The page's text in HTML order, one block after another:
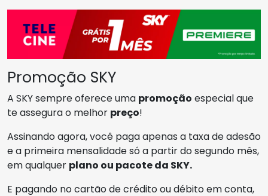
Promoção SKY
A SKY sempre oferece uma promoção especial que
te assegura o melhor preço!
Assinando agora, você paga apenas a taxa de adesão
e a primeira mensalidade só a partir do segundo mês,
em qualquer plano ou pacote da SKY.
E pagando no cartão de crédito ou débito em conta,